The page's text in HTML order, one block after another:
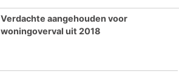
Verdachte aangehouden voor
woningoverval uit 2018